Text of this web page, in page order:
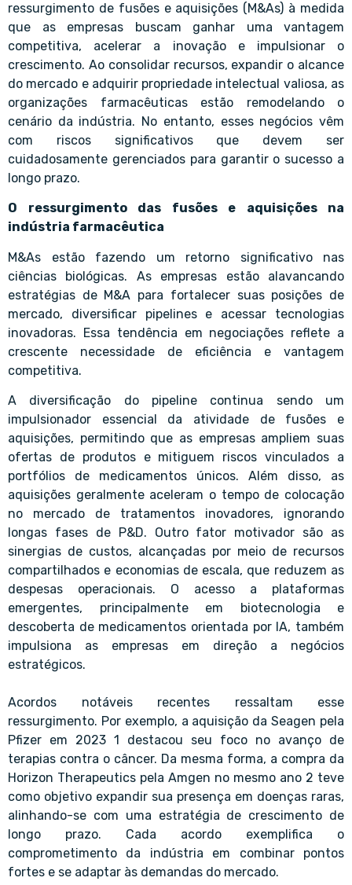
ressurgimento de fusões e aquisições (M&As) à medida
que as empresas buscam ganhar uma vantagem
competitiva, acelerar a inovação e impulsionar o
crescimento. Ao consolidar recursos, expandir o alcance
do mercado e adquirir propriedade intelectual valiosa, as
organizações farmacêuticas estão remodelando o
cenário da indústria. No entanto, esses negócios vêm
com riscos significativos que devem ser
cuidadosamente gerenciados para garantir o sucesso a
longo prazo.
O ressurgimento das fusões e aquisições na
indústria farmacêutica
M&As estão fazendo um retorno significativo nas
ciências biológicas. As empresas estão alavancando
estratégias de M&A para fortalecer suas posições de
mercado, diversificar pipelines e acessar tecnologias
inovadoras. Essa tendência em negociações reflete a
crescente necessidade de eficiência e vantagem
competitiva.
A diversificação do pipeline continua sendo um
impulsionador essencial da atividade de fusões e
aquisições, permitindo que as empresas ampliem suas
ofertas de produtos e mitiguem riscos vinculados a
portfólios de medicamentos únicos. Além disso, as
aquisições geralmente aceleram o tempo de colocação
no mercado de tratamentos inovadores, ignorando
longas fases de P&D. Outro fator motivador são as
sinergias de custos, alcançadas por meio de recursos
compartilhados e economias de escala, que reduzem as
despesas operacionais. O acesso a plataformas
emergentes, principalmente em biotecnologia e
descoberta de medicamentos orientada por IA, também
impulsiona as empresas em direção a negócios
estratégicos.
Acordos notáveis recentes ressaltam esse
ressurgimento. Por exemplo, a aquisição da Seagen pela
Pfizer em 2023 1 destacou seu foco no avanço de
terapias contra o câncer. Da mesma forma, a compra da
Horizon Therapeutics pela Amgen no mesmo ano 2 teve
como objetivo expandir sua presença em doenças raras,
alinhando-se com uma estratégia de crescimento de
longo prazo. Cada acordo exemplifica o
comprometimento da indústria em combinar pontos
fortes e se adaptar às demandas do mercado.